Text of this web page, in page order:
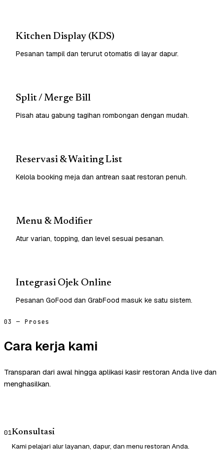
Kitchen Display (KDS)
Pesanan tampil dan terurut otomatis di layar dapur.
Split / Merge Bill
Pisah atau gabung tagihan rombongan dengan mudah.
Reservasi & Waiting List
Kelola booking meja dan antrean saat restoran penuh.
Menu & Modifier
Atur varian, topping, dan level sesuai pesanan.
Integrasi Ojek Online
Pesanan GoFood dan GrabFood masuk ke satu sistem.
03 — Proses
Cara kerja kami
Transparan dari awal hingga aplikasi kasir restoran Anda live dan
menghasilkan.
01Konsultasi
Kami pelajari alur layanan, dapur, dan menu restoran Anda.